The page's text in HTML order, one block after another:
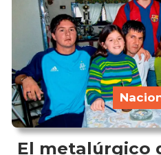
El metalúrgico